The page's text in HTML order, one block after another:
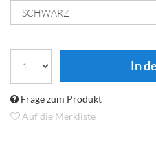
Frage zum Produkt
Auf die Merkliste